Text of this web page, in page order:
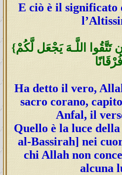
E ciò è il significato
{يَا أَيُّهَا الَّذِينَ آمَنُوا إِن تَتَّقُوا اللَّـهَ يَجْعَل لَّكُمْ
Ha detto il vero,
sacro corano,
Anfal, il
Quello è la luce
al-Bassirah] nei
chi Allah non
alcuna